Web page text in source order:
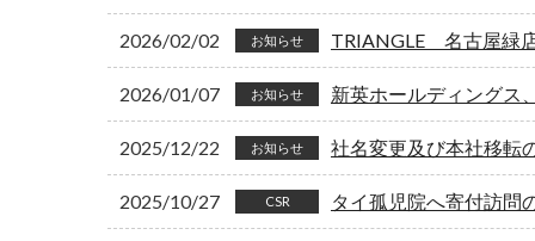
2026/02/02 お知らせ TRIANGLE 名古屋緑
2026/01/07 お知らせ 新英ホールディングス
2025/12/22 お知らせ 社名変更及び本社移転
2025/10/27 CSR タイ孤児院へ寄付訪問